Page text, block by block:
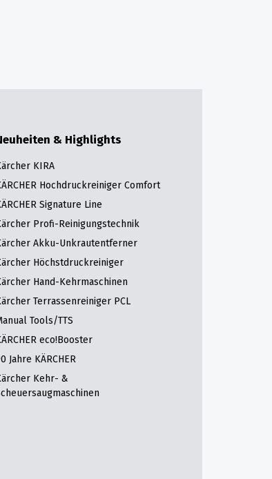
& Highlights
KIRA
Hochdruckreiniger Comfort
Signature Line
Profi-Reinigungstechnik
Akku-Unkrautentferner
Höchstdruckreiniger
Hand-Kehrmaschinen
Terrassenreiniger PCL
Tools/TTS
eco!Booster
Jahre KÄRCHER
Kehr- &